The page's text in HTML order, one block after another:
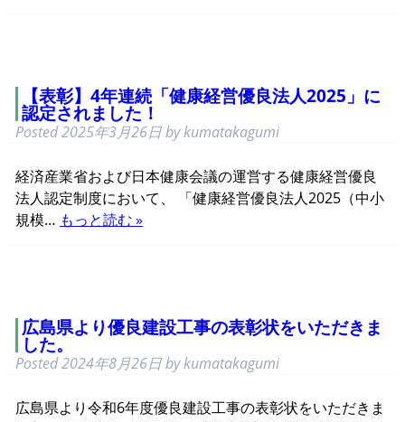
【表彰】4年連続「健康経営優良法人2025」に
認定されました！
Posted2025年3月26日bykumatakagumi
経済産業省および日本健康会議の運営する健康経営優良
法人認定制度において、 「健康経営優良法人2025（中小
規模… もっと読む »
広島県より優良建設工事の表彰状をいただきま
した。
Posted2024年8月26日bykumatakagumi
広島県より令和6年度優良建設工事の表彰状をいただきま